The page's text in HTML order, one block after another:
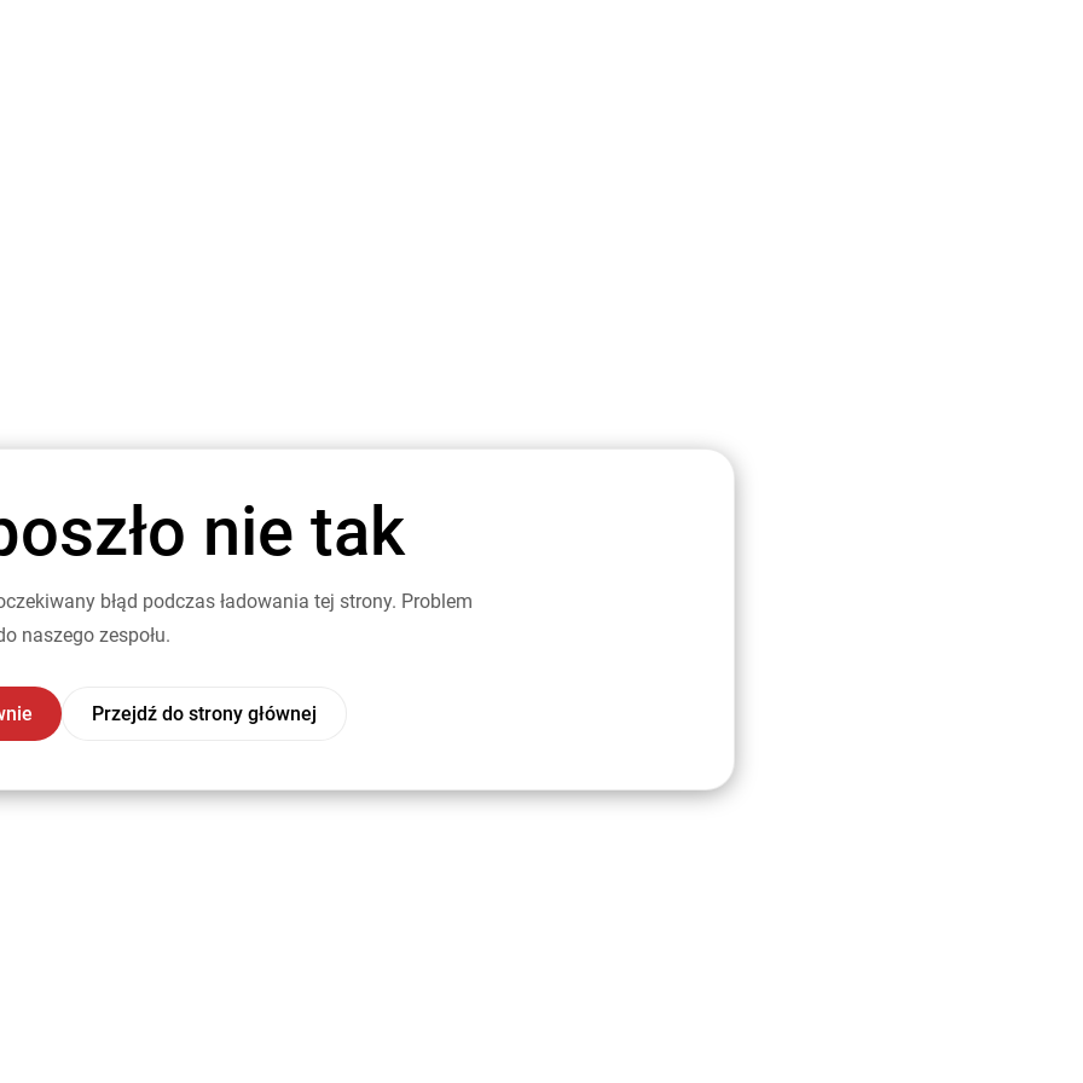
nie tak
błąd podczas ładowania tej strony. Problem
naszego zespołu.
Przejdź do strony głównej